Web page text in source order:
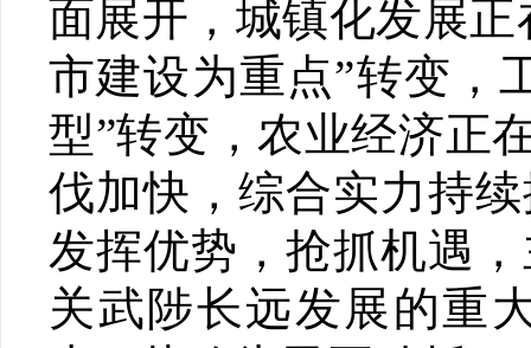
面展开，城镇化发展
市建设为重点”转变，
型”转变，农业经济正
伐加快，综合实力持
发挥优势，抢抓机遇
关武陟长远发展的重